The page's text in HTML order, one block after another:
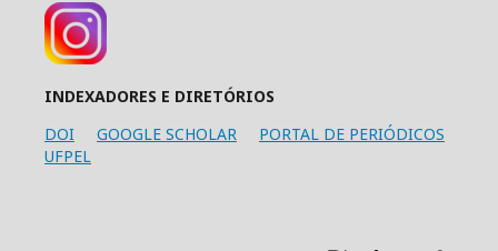
INDEXADORES E DIRETÓRIOS
DOI
GOOGLE SCHOLAR
PORTAL DE PERIÓDICOS
UFPEL